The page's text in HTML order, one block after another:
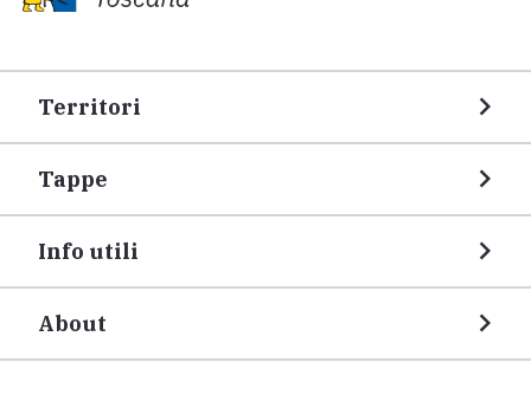
Territori
Tappe
Info utili
About